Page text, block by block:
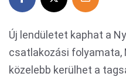
Új lendületet kaphat a
csatlakozási folyamata,
közelebb kerülhet a